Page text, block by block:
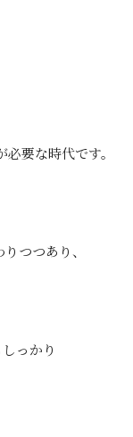
要な時代です。
つつあり、
っかり